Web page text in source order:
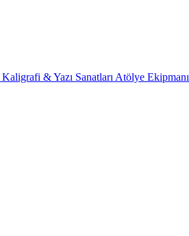
Kaligrafi & Yazı Sanatları Atölye Ekipmanı